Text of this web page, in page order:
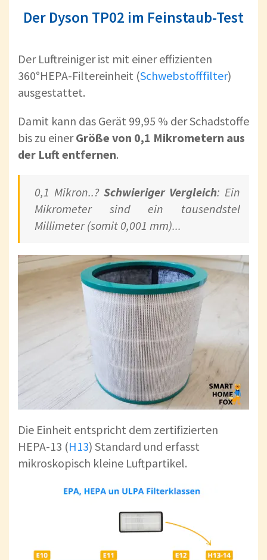
Der Dyson TP02 im Feinstaub-Test
Der Luftreiniger ist mit einer effizienten
360°HEPA-Filtereinheit (Schwebstofffilter)
ausgestattet.
Damit kann das Gerät 99,95 % der Schadstoffe
bis zu einerGröße von 0,1 Mikrometern aus
der Luft entfernen.
0,1 Mikron..? Schwieriger Vergleich: Ein
Mikrometer sind ein tausendstel
Millimeter (somit 0,001 mm)...
Die Einheit entspricht dem zertifizierten
HEPA-13 (H13) Standard und erfasst
mikroskopisch kleine Luftpartikel.